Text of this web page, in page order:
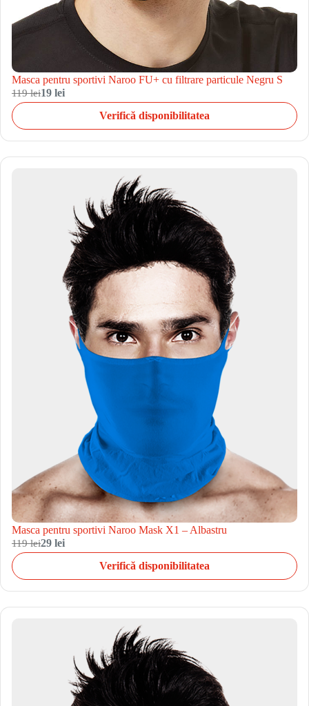
Masca pentru sportivi Naroo FU+ cu filtrare particule Negru S
119 lei19 lei
Verifică disponibilitatea
Masca pentru sportivi Naroo Mask X1 – Albastru
119 lei29 lei
Verifică disponibilitatea